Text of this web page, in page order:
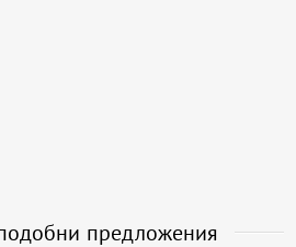
предложения